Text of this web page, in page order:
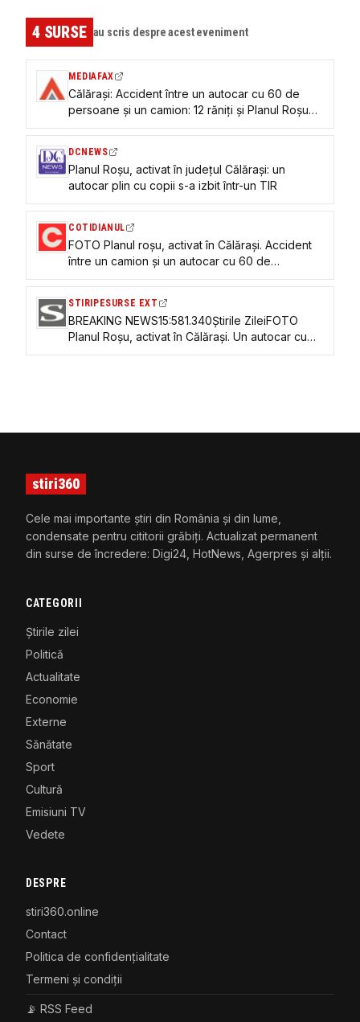
4SURSE au scris despre acest eveniment
MEDIAFAX
Călărași: Accident între un autocar cu 60 de
persoane și un camion: 12 răniți și Planul Roșu
activat
DCNEWS
Planul Roșu, activat în județul Călărași: un
autocar plin cu copii s-a izbit într-un TIR
COTIDIANUL
FOTO Planul roșu, activat în Călărași. Accident
între un camion și un autocar cu 60 de
persoane
STIRIPESURSE EXT
BREAKING NEWS15:581.340Știrile ZileiFOTO
Planul Roșu, activat în Călărași. Un autocar cu
aproximativ 60 de persoane s-a ciocnit cu un
stiri360
Cele mai importante știri din România și din lume,
condensate pentru cititorii grăbiți. Actualizat permanent
din surse de încredere: Digi24, HotNews, Agerpres și alții.
CATEGORII
Știrile zilei
Politică
Actualitate
Economie
Externe
Sănătate
Sport
Cultură
Emisiuni TV
Vedete
DESPRE
stiri360.online
Contact
Politica de confidențialitate
Termeni și condiții
📡 RSS Feed